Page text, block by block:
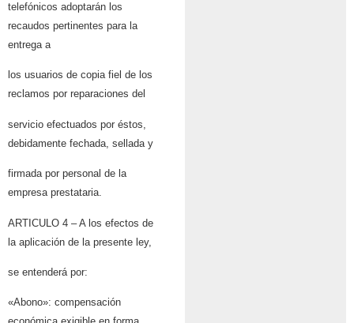
telefónicos adoptarán los
recaudos pertinentes para la
entrega a
los usuarios de copia fiel de los
reclamos por reparaciones del
servicio efectuados por éstos,
debidamente fechada, sellada y
firmada por personal de la
empresa prestataria.
ARTICULO 4 – A los efectos de
la aplicación de la presente ley,
se entenderá por:
«Abono»: compensación